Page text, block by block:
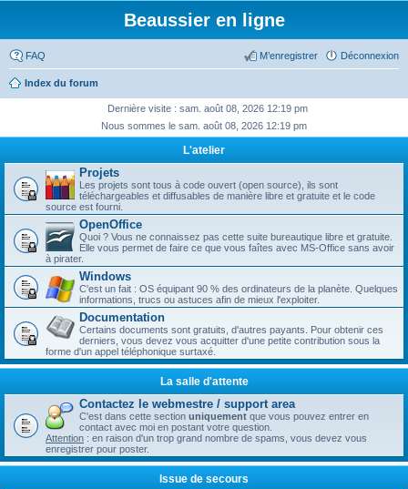
Beaussier en ligne
FAQ Déconnexion
M’enregistrer
Index du forum
Dernière visite : sam. août 08, 2026 12:19 pm
Nous sommes le sam. août 08, 2026 12:19 pm
L'atelier
Projets
Les projets sont tous à code ouvert (open source), ils sont
téléchargeables et diffusables de manière libre et gratuite et le code
source est fourni.
OpenOffice
Quoi ? Vous ne connaissez pas cette suite bureautique libre et gratuite.
Elle vous permet de faire ce que vous faîtes avec MS-Office sans avoir
à pirater.
Windows
C'est un fait : OS équipant 90 % des ordinateurs de la planète. Quelques
informations, trucs ou astuces afin de mieux l'exploiter.
Documentation
Certains documents sont gratuits, d'autres payants. Pour obtenir ces
derniers, vous devez vous acquitter d'une petite contribution sous la
forme d'un appel téléphonique surtaxé.
La salle d'attente
Contactez le webmestre / support area
C'est dans cette section uniquement que vous pouvez entrer en
contact avec moi en postant votre question.
Attention : en raison d'un trop grand nombre de spams, vous devez vous
enregistrer pour poster.
Issue de secours